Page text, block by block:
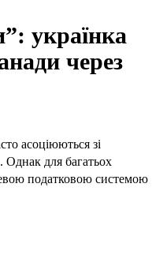
українка
через
асоціюються зі
для багатьох
податковою системою